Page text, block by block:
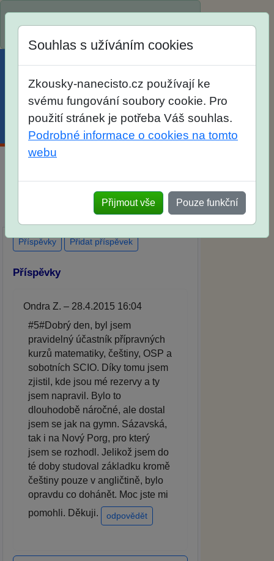
SŠ? Vaše ohlasy po skutečných
přijímacích zkouškách
Souhlas s užíváním cookies
Zkousky-nanecisto.cz používají ke
svému fungování soubory cookie. Pro
použití stránek je potřeba Váš souhlas.
Podrobné informace o cookies na tomto
webu
Přijmout vše Pouze funkční
Příspěvky Přidat příspěvek
Příspěvky
Ondra Z. – 28.4.2015 16:04
#5#Dobrý den, byl jsem
pravidelný účastník přípravných
kurzů matematiky, češtiny, OSP a
sobotních SCIO. Díky tomu jsem
zjistil, kde jsou mé rezervy a ty
jsem napravil. Bylo to
dlouhodobě náročné, ale dostal
jsem se jak na gymn. Sázavská,
tak i na Nový Porg, pro který
jsem se rozhodl. Jelikož jsem do
té doby studoval základku kromě
češtiny pouze v angličtině, bylo
opravdu co dohánět. Moc jste mi
pomohli. Děkuji.
odpovědět